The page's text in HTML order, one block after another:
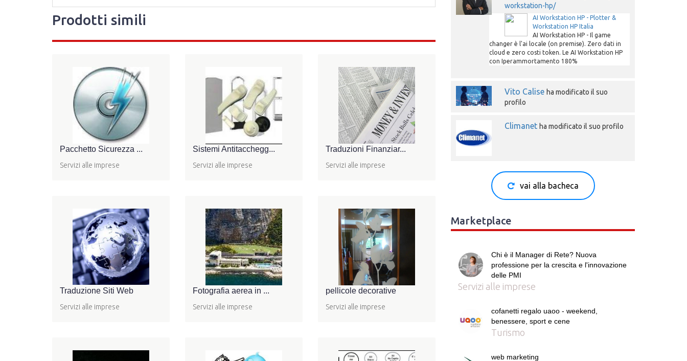
Prodotti simili
Pacchetto Sicurezza ...
Servizi alle imprese
Sistemi Antitacchegg...
Servizi alle imprese
Traduzioni Finanziar...
Servizi alle imprese
Traduzione Siti Web
Servizi alle imprese
Fotografia aerea in ...
Servizi alle imprese
pellicole decorative
Servizi alle imprese
workstation-hp/
AI Workstation HP - Plotter &
Workstation HP Italia
AI Workstation HP - Il game
changer è l'ai locale (on premise). Zero dati in
cloud e zero costi token. Le AI Workstation HP
con Iperammortamento 180%
Vito Calise ha modificato il suo
profilo
Climanet ha modificato il suo profilo
vai alla bacheca
Marketplace
Chi è il Manager di Rete? Nuova
professione per la crescita e l'innovazione
delle PMI
Servizi alle imprese
cofanetti regalo uaoo - weekend,
benessere, sport e cene
Turismo
web marketing